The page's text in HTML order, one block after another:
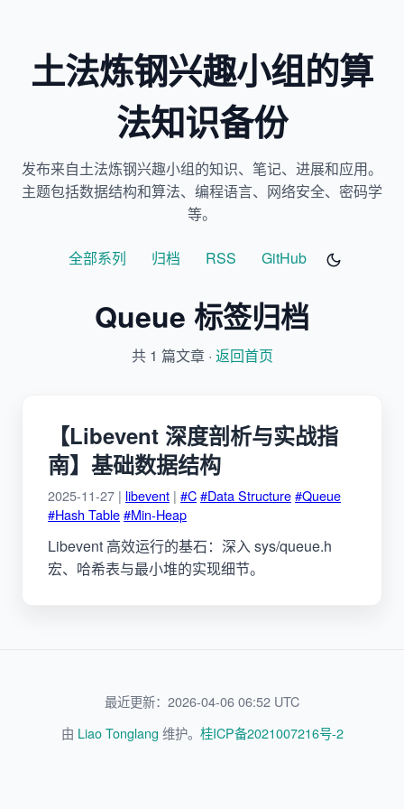
土法炼钢兴趣小组的算
法知识备份
发布来自土法炼钢兴趣小组的知识、笔记、进展和应用。
主题包括数据结构和算法、编程语言、网络安全、密码学
等。
全部系列 归档 RSS GitHub
Queue 标签归档
共 1 篇文章 · 返回首页
【Libevent 深度剖析与实战指
南】基础数据结构
2025-11-27 | libevent | #C#Data Structure#Queue
#Hash Table#Min-Heap
Libevent 高效运行的基石：深入 sys/queue.h
宏、哈希表与最小堆的实现细节。
最近更新：2026-04-06 06:52 UTC
由 Liao Tonglang 维护。 桂ICP备2021007216号-2